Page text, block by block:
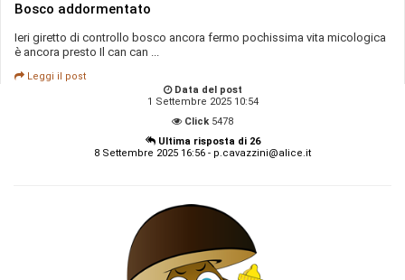
Bosco addormentato
Ieri giretto di controllo bosco ancora fermo pochissima vita micologica
è ancora presto Il can can ...
Leggi il post
Data del post
1 Settembre 2025 10:54
Click 5478
Ultima risposta di 26
8 Settembre 2025 16:56 - p.cavazzini@alice.it